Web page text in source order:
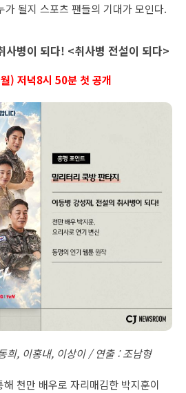
가 될지 스포츠 팬들의 기대가 모인다.
사병이 되다! <취사병 전설이 되다>
) 저녁8시 50분 첫 공개
희, 이홍내, 이상이 / 연출 : 조남형
해 천만 배우로 자리매김한 박지훈이